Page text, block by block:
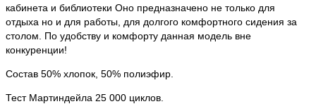
кабинета и библиотеки Оно предназначено не только для
отдыха но и для работы, для долгого комфортного сидения за
столом. По удобству и комфорту данная модель вне
конкуренции!
Состав 50% хлопок, 50% полиэфир.
Тест Мартиндейла 25 000 циклов.